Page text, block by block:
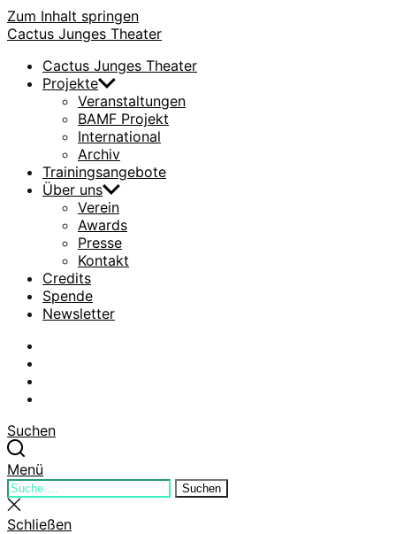
Zum Inhalt springen
Cactus Junges Theater
Cactus Junges Theater
Projekte
Veranstaltungen
BAMF Projekt
International
Archiv
Trainingsangebote
Über uns
Verein
Awards
Presse
Kontakt
Credits
Spende
Newsletter
Suchen
Menü
Suchen
nach:
Suchen
Suche
schließen
Schließen